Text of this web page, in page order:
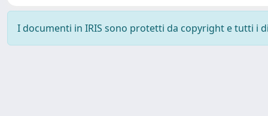
I documenti in IRIS sono protetti da copyright e tutti i